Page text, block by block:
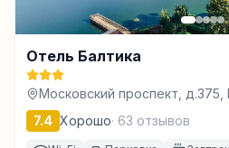
Отель Балтика
Московский проспект, д.375,
7.4 Хорошо· 63 отзывов